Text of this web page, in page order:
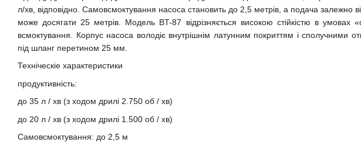
л/хв, відповідно. Самовсмоктування насоса становить до 2,5 метрів, а подача залежно
може досягати 25 метрів. Модель BT-87 відрізняється високою стійкістю в умовах
всмоктування. Корпус насоса володіє внутрішнім латунним покриттям і сполучними
під шланг перетином 25 мм.
Техніческіе характеристики
продуктивність:
до 35 л / хв (з ходом дрилі 2.750 об / хв)
до 20 л / хв (з ходом дрилі 1.500 об / хв)
Самовсмоктування: до 2,5 м